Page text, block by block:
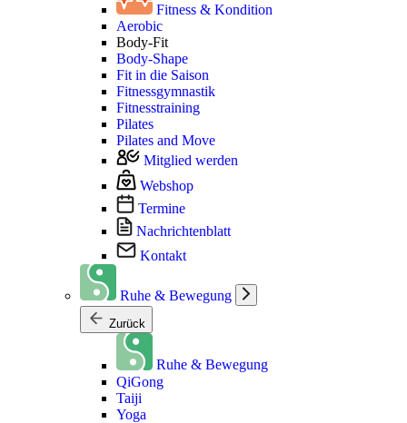
Fitness & Kondition
Aerobic
Body-Fit
Body-Shape
Fit in die Saison
Fitnessgymnastik
Fitnesstraining
Pilates
Pilates and Move
Mitglied werden
Webshop
Termine
Nachrichtenblatt
Kontakt
Ruhe & Bewegung
Zurück
Ruhe & Bewegung
QiGong
Taiji
Yoga